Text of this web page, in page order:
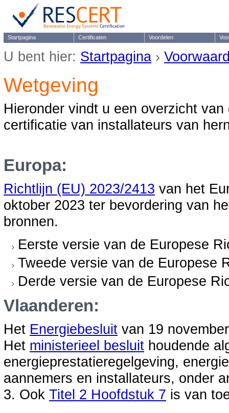
Startpagina Certificaten Voordelen
U bent hier: Startpagina ›
Wetgeving
Hieronder vindt u een overzicht
certificatie van installateurs van
Europa:
Richtlijn (EU) 2023/2413 van het
oktober 2023 ter bevordering van
bronnen.
Eerste versie van de Europese
Tweede versie van de Europese
Derde versie van de Europese
Vlaanderen:
Het Energiebesluit van 19
Het ministerieel besluit houdende
energieprestatieregelgeving,
aannemers en installateurs, onder
3. Ook Titel 2 Hoofdstuk 7 is van